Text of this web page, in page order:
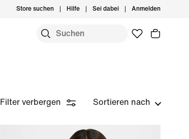
Store suchen Hilfe Sei dabei Anmelden
Filter verbergen Sortieren nach